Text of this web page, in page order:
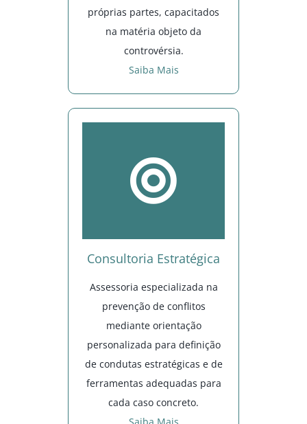
próprias partes, capacitados
na matéria objeto da
controvérsia.
Saiba Mais
Consultoria Estratégica
Assessoria especializada na
prevenção de conflitos
mediante orientação
personalizada para definição
de condutas estratégicas e de
ferramentas adequadas para
cada caso concreto.